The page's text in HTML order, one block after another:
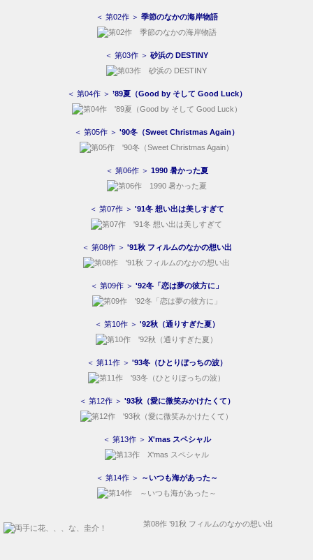
＜ 第02作 ＞ 季節のなかの海岸物語
＜ 第03作 ＞ 砂浜の DESTINY
＜ 第04作 ＞ ’89夏（Good by そして Good Luck）
＜ 第05作 ＞ '90冬（Sweet Christmas Again）
＜ 第06作 ＞ 1990 暑かった夏
＜ 第07作 ＞ '91冬 想い出は美しすぎて
＜ 第08作 ＞ '91秋 フィルムのなかの想い出
＜ 第09作 ＞ '92冬「恋は夢の彼方に」
＜ 第10作 ＞ '92秋（通りすぎた夏）
＜ 第11作 ＞ '93冬（ひとりぼっちの波）
＜ 第12作 ＞ '93秋（愛に微笑みかけたくて）
＜ 第13作 ＞ X'mas スペシャル
＜ 第14作 ＞ ～いつも海があった～
第08作 ’91秋 フィルムのなかの想い出